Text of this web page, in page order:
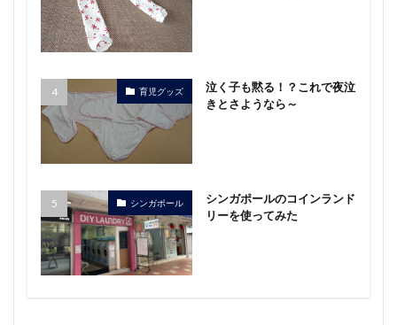
育児グッズ
泣く子も黙る！？これで夜泣
きとさようなら～
シンガポール
シンガポールのコインランド
リーを使ってみた